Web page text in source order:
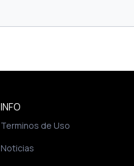
INFO
Terminos de Uso
Noticias